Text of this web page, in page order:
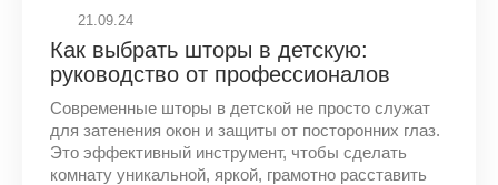
21.09.24
Как выбрать шторы в детскую:
руководство от профессионалов
Современные шторы в детской не просто служат
для затенения окон и защиты от посторонних глаз.
Это эффективный инструмент, чтобы сделать
комнату уникальной, яркой, грамотно расставить